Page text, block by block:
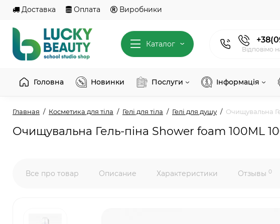
Доставка Оплата Виробники
Каталог
Відповімо
Головна Новинки Послуги Інформація
Главная Косметика для тіла Гелі для тіла Гелі для душу Очищувальна
Очищувальна Гель-піна Shower foam 100ML
Все про товар Описание Характеристики Отзывы 0